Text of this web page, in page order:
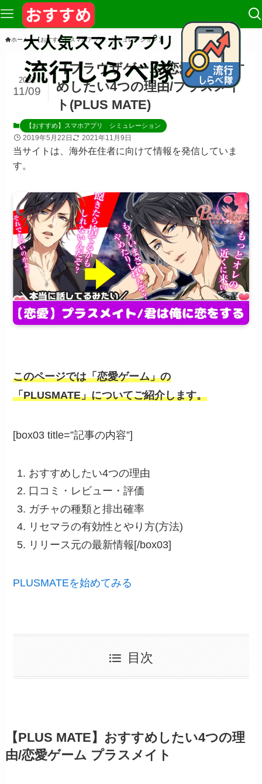
ホーム 【おすすめ】スマホアプリ シミュレーション
【ブラウザゲーム/恋愛】おすす
めしたい4つの理由/プラスメイ
ト(PLUS MATE)
2021
11/09
【おすすめ】スマホアプリ シミュレーション
2019年5月22日 2021年11月9日
当サイトは、海外在住者に向けて情報を発信していま
す。
このページでは「恋愛ゲーム」の
「PLUSMATE」についてご紹介します。
[box03 title=”記事の内容”]
おすすめしたい4つの理由
口コミ・レビュー・評価
ガチャの種類と排出確率
リセマラの有効性とやり方(方法)
リリース元の最新情報[/box03]
PLUSMATEを始めてみる
目次
【PLUS MATE】おすすめしたい4つの理
由/恋愛ゲーム プラスメイト